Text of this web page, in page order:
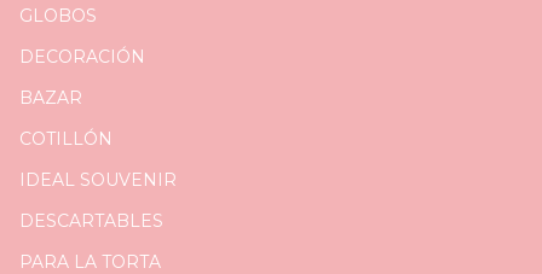
GLOBOS
DECORACIÓN
BAZAR
COTILLÓN
IDEAL SOUVENIR
DESCARTABLES
PARA LA TORTA